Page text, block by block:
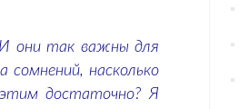
И они так важны для
сомнений, насколько
этим достаточно?Я